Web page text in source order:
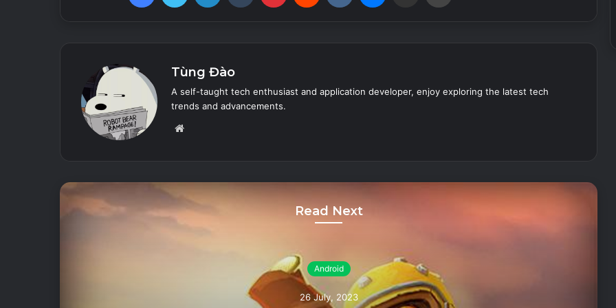
Tùng Đào
A self-taught tech enthusiast and application developer, enjoy exploring the latest tech
trends and advancements.
Read Next
Android
26 July, 2023